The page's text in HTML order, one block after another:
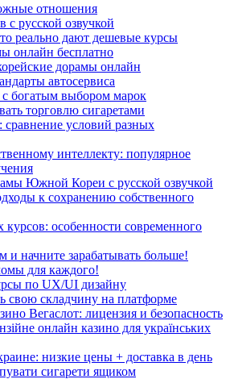
отношения
русской озвучкой
реально дают дешевые курсы
онлайн бесплатно
дорамы онлайн
автосервиса
богатым выбором марок
торговлю сигаретами
условий разных
интеллекту: популярное
Южной Кореи с русской озвучкой
к сохранению собственного
особенности современного
и начните зарабатывать больше!
для каждого!
по UX/UI дизайну
свою складчину на платформе
Вегаслот: лицензия и безопасность
онлайн казино для українських
низкие цены + доставка в день
сигарети ящиком